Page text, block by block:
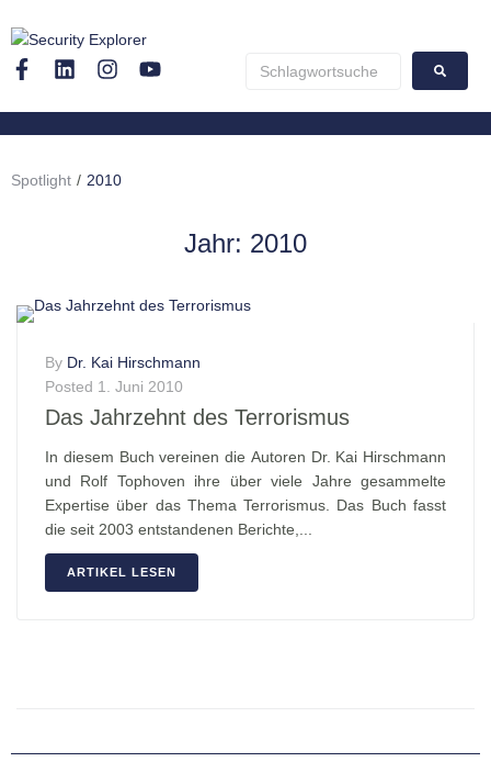
Spotlight / 2010
Jahr: 2010
By Dr. Kai Hirschmann
Posted 1. Juni 2010
Das Jahrzehnt des Terrorismus
In diesem Buch vereinen die Autoren Dr. Kai Hirschmann
und Rolf Tophoven ihre über viele Jahre gesammelte
Expertise über das Thema Terrorismus. Das Buch fasst
die seit 2003 entstandenen Berichte,...
ARTIKEL LESEN